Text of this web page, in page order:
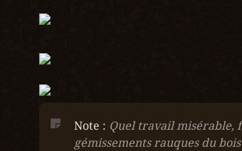
Note : Quel travail misérable,
gémissements rauques du